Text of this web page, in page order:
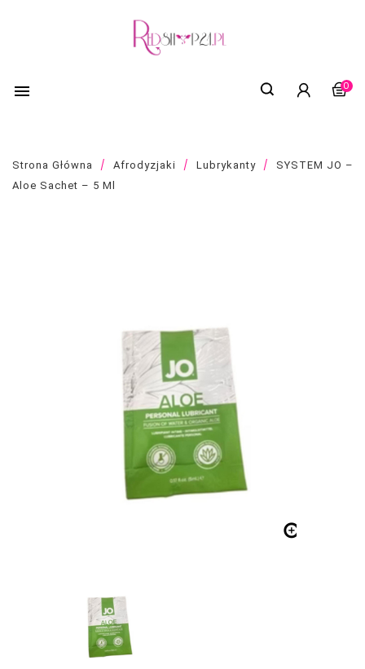
 0
Strona Główna Afrodyzjaki Lubrykanty
SYSTEM JO –
Aloe Sachet – 5 Ml
